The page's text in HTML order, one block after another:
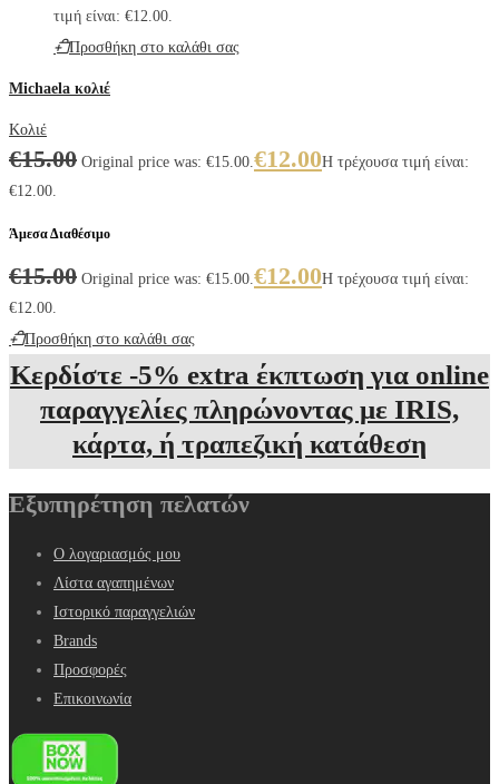
τιμή είναι: €12.00.
Προσθήκη στο καλάθι σας
Michaela κολιέ
Κολιέ
€15.00 Original price was: €15.00.€12.00Η τρέχουσα τιμή είναι:
€12.00.
Άμεσα Διαθέσιμο
€15.00 Original price was: €15.00.€12.00Η τρέχουσα τιμή είναι:
€12.00.
Προσθήκη στο καλάθι σας
Κερδίστε -5% extra έκπτωση για online
παραγγελίες πληρώνοντας με IRIS,
κάρτα, ή τραπεζική κατάθεση
Εξυπηρέτηση πελατών
Ο λογαριασμός μου
Λίστα αγαπημένων
Ιστορικό παραγγελιών
Brands
Προσφορές
Επικοινωνία